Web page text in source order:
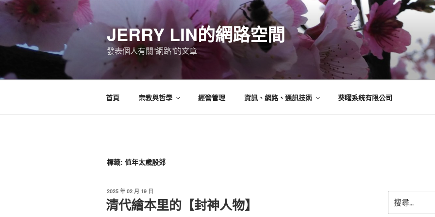
跳
JERRY LIN的網路空間
發表個人有關“網路”的文章
首頁 宗教與哲學 經營管理 資訊、網路、通訊技術 葵曜系統有限公司
標籤: 值年太歲殷郊
發
佈
於
2025 年 02 月 19 日
清代繪本里的【封神人物】
尋